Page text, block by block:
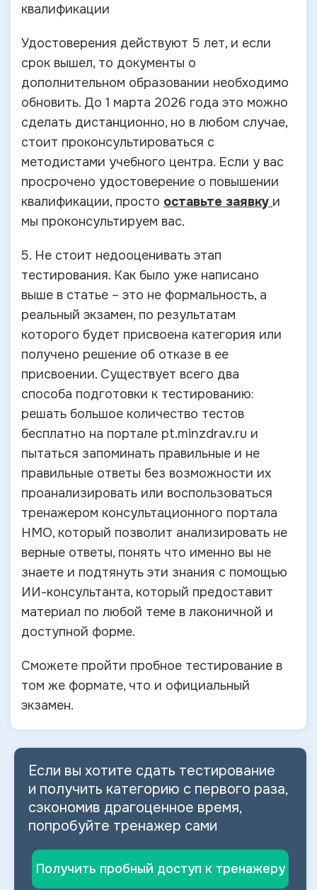
квалификации
Удостоверения действуют 5 лет, и если
срок вышел, то документы о
дополнительном образовании необходимо
обновить. До 1 марта 2026 года это можно
сделать дистанционно, но в любом случае,
стоит проконсультироваться с
методистами учебного центра. Если у вас
просрочено удостоверение о повышении
квалификации, просто оставьте заявку и
мы проконсультируем вас.
5. Не стоит недооценивать этап
тестирования. Как было уже написано
выше в статье – это не формальность, а
реальный экзамен, по результатам
которого будет присвоена категория или
получено решение об отказе в ее
присвоении. Существует всего два
способа подготовки к тестированию:
решать большое количество тестов
бесплатно на портале pt.minzdrav.ru и
пытаться запоминать правильные и не
правильные ответы без возможности их
проанализировать или воспользоваться
тренажером консультационного портала
НМО, который позволит анализировать не
верные ответы, понять что именно вы не
знаете и подтянуть эти знания с помощью
ИИ-консультанта, который предоставит
материал по любой теме в лаконичной и
доступной форме.
Сможете пройти пробное тестирование в
том же формате, что и официальный
экзамен.
Если вы хотите сдать тестирование
и получить категорию с первого раза,
сэкономив драгоценное время,
попробуйте тренажер сами
Получить пробный доступ к тренажеру